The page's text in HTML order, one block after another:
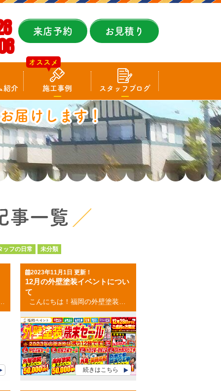
来店予約 お見積り
紹介 施工事例
オススメ
スタッフブログ
届けします！
事一覧
ッフの日常 未分類
2023年11月1日 更新！
12月の外壁塗装イベントについ
て
続きはこちら